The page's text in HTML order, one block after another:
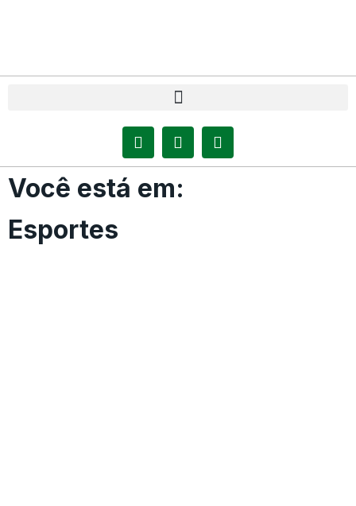
Você está em:
Esportes